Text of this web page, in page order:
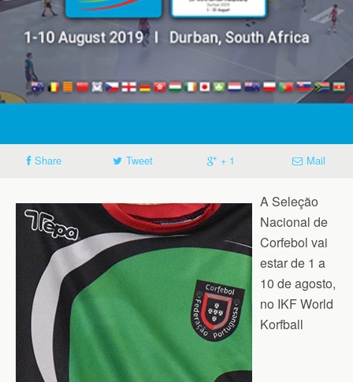
Share Tweet + 1 Mail
A Seleção
Nacional de
Corfebol vai
estar de 1 a
10 de agosto,
no IKF World
Korfball